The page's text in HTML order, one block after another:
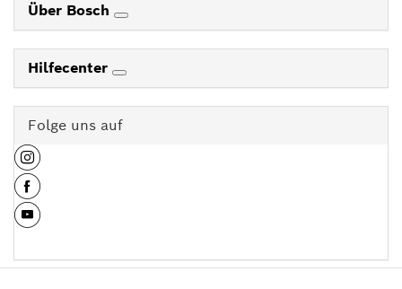
Über Bosch
Hilfecenter
Folge uns auf